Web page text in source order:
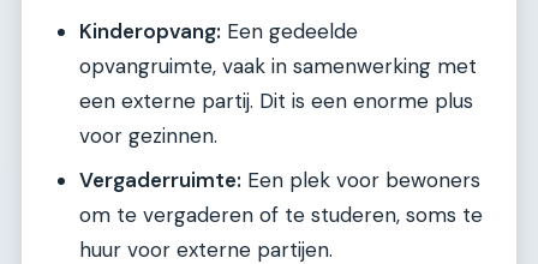
Kinderopvang: Een gedeelde
opvangruimte, vaak in samenwerking met
een externe partij. Dit is een enorme plus
voor gezinnen.
Vergaderruimte: Een plek voor bewoners
om te vergaderen of te studeren, soms te
huur voor externe partijen.